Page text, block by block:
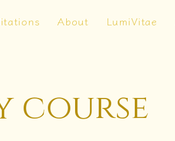
About LumiVitae
course